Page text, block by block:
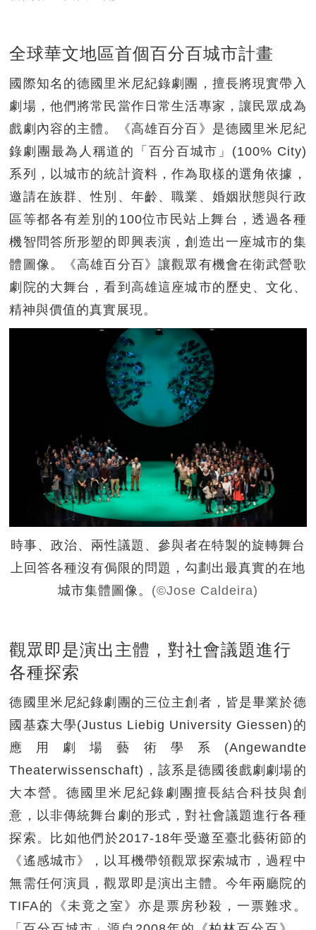
全球華文地區首個百分百城市計畫
國際知名的德國里米尼紀錄劇團，擅長將現實帶入
劇場，他們將常民當作日常生活專家，讓民眾成為
戲劇內容的主體。《高雄百分百》是德國里米尼紀
錄劇團最為人稱道的「百分百城市」(100% City)
系列，以城市的統計資料，作為取樣的選角依據，
邀請在族群、性別、年齡、職業、婚姻狀態與行政
區等都各有差別的100位市民站上舞台，透過各種
機智問答所形塑的即興表演，創造出一座城市的集
體圖像。《高雄百分百》讓觀眾有機會在衛武營歌
劇院的大舞台，看到高雄這座城市的歷史、文化、
精神與價值的真實展現。
時事、政治、兩性議題、參與者在特製的旋轉舞台
上回答各種沒有侷限的問題，勾劃出最真實的在地
城市集體圖像。 (©Jose Caldeira)
觀眾即是演出主體，對社會議題進行
各種探索
德國里米尼紀錄劇團的三位主創者，皆是畢業於德
國基森大學(Justus Liebig University Giessen)的
應用劇場藝術學系(Angewandte
Theaterwissenschaft)，該系是德國後戲劇劇場的
大本營。德國里米尼紀錄劇團擅長結合科技與創
意，以非傳統舞台劇的形式，對社會議題進行各種
探索。比如他們於2017-18年受邀至臺北藝術節的
《遙感城市》，以耳機帶領觀眾探索城市，過程中
無需任何演員，觀眾即是演出主體。今年兩廳院的
TIFA的《未竟之室》亦是票房秒殺，一票難求。